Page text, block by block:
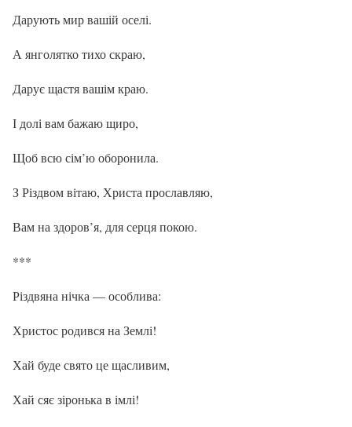
Дарують мир вашій оселі.
А янголятко тихо скраю,
Дарує щастя вашім краю.
І долі вам бажаю щиро,
Щоб всю сім’ю оборонила.
З Різдвом вітаю, Христа прославляю,
Вам на здоров’я, для серця покою.
***
Різдвяна нічка — особлива:
Христос родився на Землі!
Хай буде свято це щасливим,
Хай сяє зіронька в імлі!